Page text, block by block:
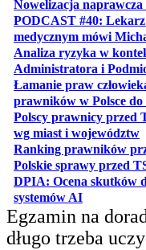
Nowelizacja
PODCAST #40:
medycznym mówi
Analiza ryzyka w
Administratora i
Łamanie praw
prawników w Polsce do
Polscy prawnicy przed
wg miast i województw
Ranking prawników
Polskie sprawy przed
DPIA: Ocena skutków
systemów AIotwiera się
Egzamin na
długo trzeba